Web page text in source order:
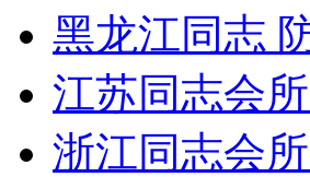
黑龙江同志
江苏同志会
浙江同志会